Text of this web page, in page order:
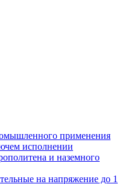
применения
исполнении
и наземного
на напряжение до 1